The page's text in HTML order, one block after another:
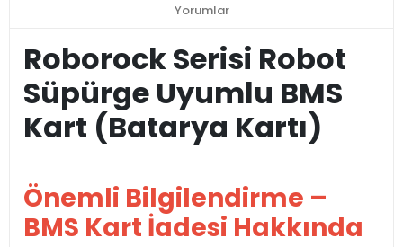
Yorumlar
Roborock Serisi Robot
Süpürge Uyumlu BMS
Kart (Batarya Kartı)
Önemli Bilgilendirme –
BMS Kart İadesi Hakkında